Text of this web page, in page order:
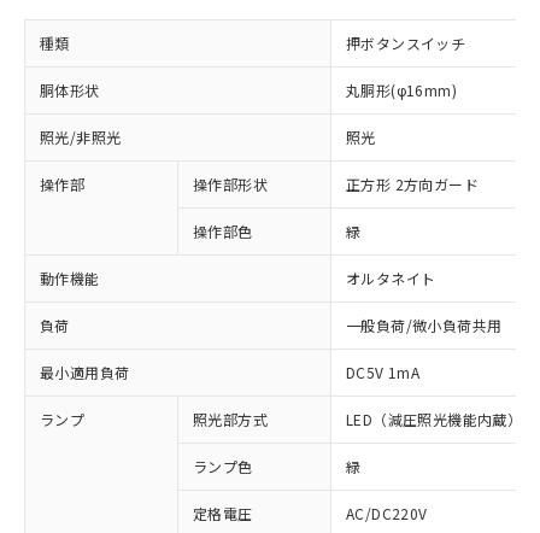
種類 押ボタンスイッチ
胴体形状 丸胴形(φ16mm)
照光/非照光 照光
操作部 操作部形状 正方形 2方向ガード
操作部色 緑
動作機能 オルタネイト
負荷 一般負荷/微小負荷共用
最小適用負荷 DC5V 1mA
ランプ 照光部方式 LED（減圧照光機能内蔵）
ランプ色 緑
定格電圧 AC/DC220V